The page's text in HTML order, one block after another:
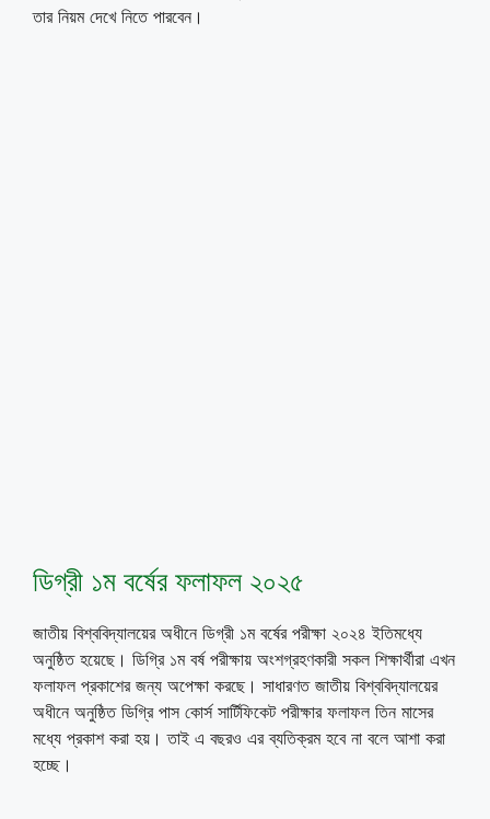
তার নিয়ম দেখে নিতে পারবেন।
ডিগ্রী ১ম বর্ষের ফলাফল ২০২৫
জাতীয় বিশ্ববিদ্যালয়ের অধীনে ডিগ্রী ১ম বর্ষের পরীক্ষা ২০২৪ ইতিমধ্যে
অনুষ্ঠিত হয়েছে। ডিগ্রি ১ম বর্ষ পরীক্ষায় অংশগ্রহণকারী সকল শিক্ষার্থীরা এখন
ফলাফল প্রকাশের জন্য অপেক্ষা করছে। সাধারণত জাতীয় বিশ্ববিদ্যালয়ের
অধীনে অনুষ্ঠিত ডিগ্রি পাস কোর্স সার্টিফিকেট পরীক্ষার ফলাফল তিন মাসের
মধ্যে প্রকাশ করা হয়। তাই এ বছরও এর ব্যতিক্রম হবে না বলে আশা করা
হচ্ছে।